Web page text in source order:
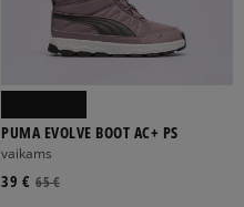
PUMA EVOLVE BOOT AC+ PS
vaikams
65 €
39 €